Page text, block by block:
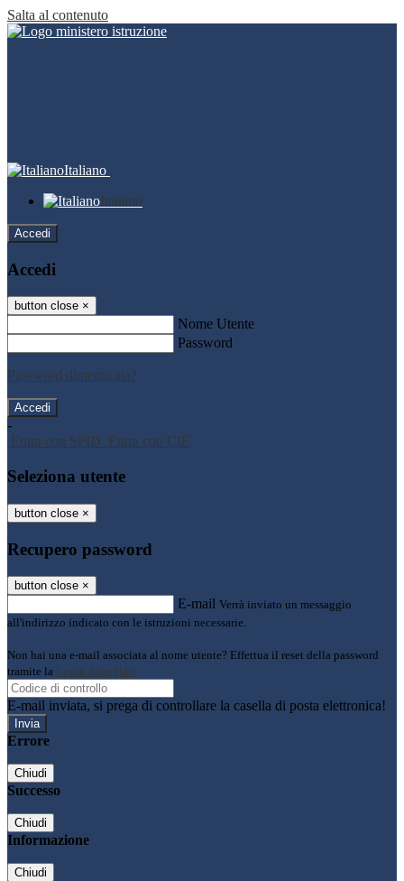
Salta al contenuto
Italiano
Italiano
Accedi
Accedi
button close ×
Nome Utente
Password
Password dimenticata?
-
Entra con SPID Entra con CIE
Seleziona utente
button close ×
Recupero password
button close ×
E-mail Verrà inviato un messaggio
all'indirizzo indicato con le istruzioni necessarie.
Non hai una e-mail associata al nome utente? Effettua il reset della password
tramite la Login Spaggiari
E-mail inviata, si prega di controllare la casella di posta elettronica!
Errore
Chiudi
Successo
Chiudi
Informazione
Chiudi